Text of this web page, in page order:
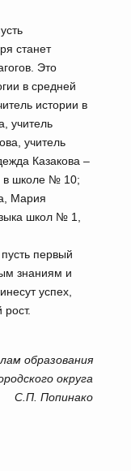
станет
Это
в средней
истории в
учитель
учитель
Казакова –
в школе № 10;
Мария
школ № 1,
первый
знаниям и
успех,
образования
округа
С.П. Попинако